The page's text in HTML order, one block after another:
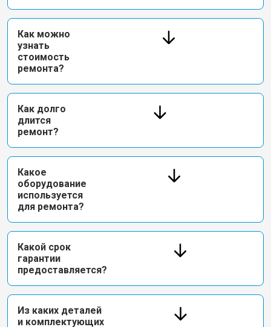
Как можно
узнать
стоимость
ремонта?
Как долго
длится
ремонт?
Какое
оборудование
используется
для ремонта?
Какой срок
гарантии
предоставляется?
Из каких деталей
и комплектующих